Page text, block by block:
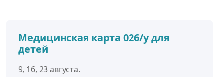
Медицинская карта 026/у для
детей
9, 16, 23 августа.